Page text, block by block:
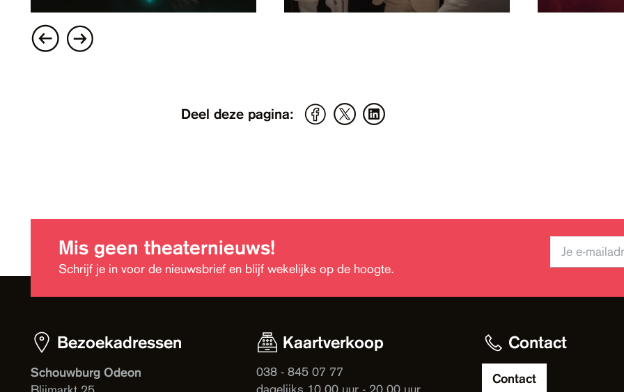
Deel deze pagina:
Mis geen theaternieuws!
Schrijf je in voor de nieuwsbrief en blijf wekelijks op de hoogte.
Bezoekadressen
Schouwburg Odeon
Kaartverkoop
038 - 845 07 77
Contact
Contact